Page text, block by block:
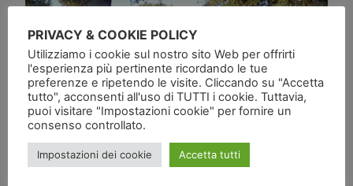
PRIVACY & COOKIE POLICY
Utilizziamo i cookie sul nostro sito Web per offrirti
l'esperienza più pertinente ricordando le tue
preferenze e ripetendo le visite. Cliccando su "Accetta
tutto", acconsenti all'uso di TUTTI i cookie. Tuttavia,
puoi visitare "Impostazioni cookie" per fornire un
consenso controllato.
Impostazioni dei cookie Accetta tutti